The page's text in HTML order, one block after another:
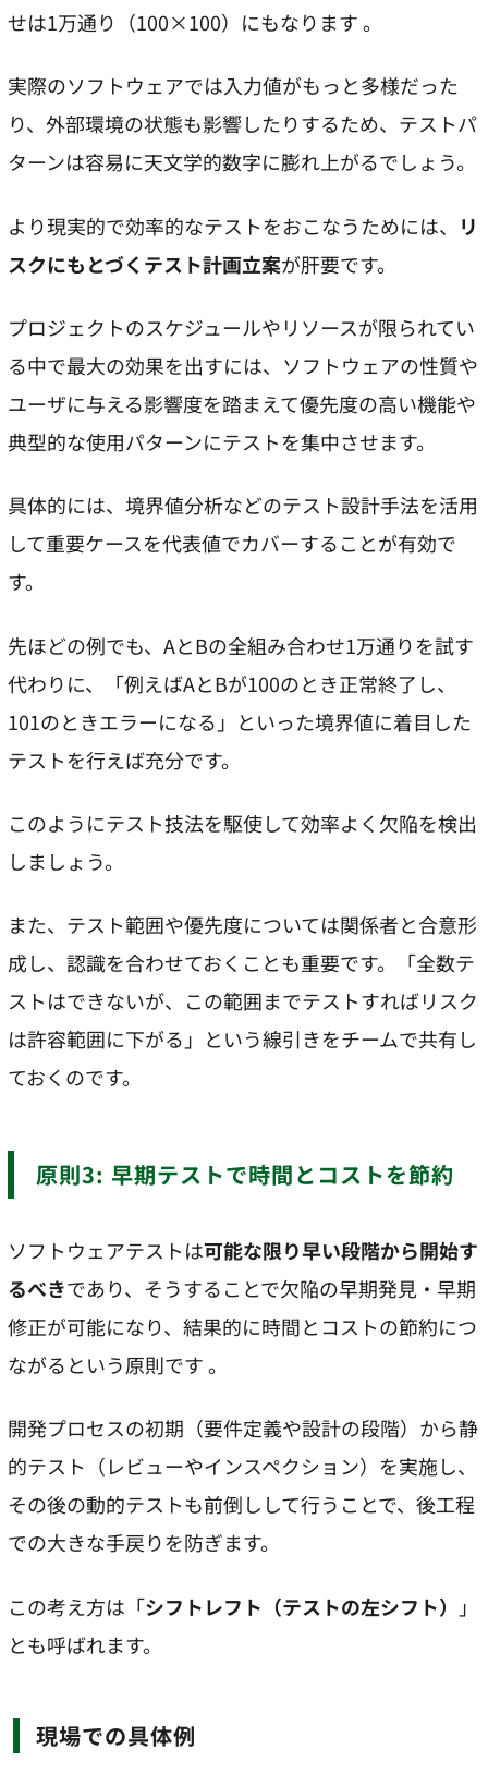
せは1万通り（100×100）にもなります 。
実際のソフトウェアでは入力値がもっと多様だった
り、外部環境の状態も影響したりするため、テストパ
ターンは容易に天文学的数字に膨れ上がるでしょう。
より現実的で効率的なテストをおこなうためには、
リ
スクにもとづくテスト計画立案が肝要です。
プロジェクトのスケジュールやリソースが限られてい
る中で最大の効果を出すには、ソフトウェアの性質や
ユーザに与える影響度を踏まえて優先度の高い機能や
典型的な使用パターンにテストを集中させます。
具体的には、境界値分析などのテスト設計手法を活用
して重要ケースを代表値でカバーすることが有効で
す。
先ほどの例でも、AとBの全組み合わせ1万通りを試す
代わりに、「例えばAとBが100のとき正常終了し、
101のときエラーになる」といった境界値に着目した
テストを行えば充分です。
このようにテスト技法を駆使して効率よく欠陥を検出
しましょう。
また、テスト範囲や優先度については関係者と合意形
成し、認識を合わせておくことも重要です。「全数テ
ストはできないが、この範囲までテストすればリスク
は許容範囲に下がる」という線引きをチームで共有し
ておくのです。
原則3: 早期テストで時間とコストを節約
ソフトウェアテストは可能な限り早い段階から開始す
るべきであり、そうすることで欠陥の早期発見・早期
修正が可能になり、結果的に時間とコストの節約につ
ながるという原則です 。
開発プロセスの初期（要件定義や設計の段階）から静
的テスト（レビューやインスペクション）を実施し、
その後の動的テストも前倒しして行うことで、後工程
での大きな手戻りを防ぎます。
この考え方は「シフトレフト（テストの左シフト）
」
とも呼ばれます。
現場での具体例